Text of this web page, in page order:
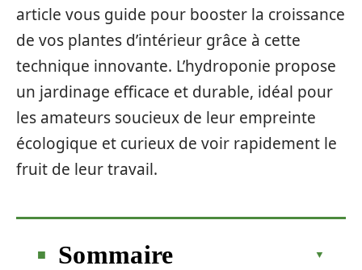
article vous guide pour booster la croissance
de vos plantes d’intérieur grâce à cette
technique innovante. L’hydroponie propose
un jardinage efficace et durable, idéal pour
les amateurs soucieux de leur empreinte
écologique et curieux de voir rapidement le
fruit de leur travail.
Sommaire